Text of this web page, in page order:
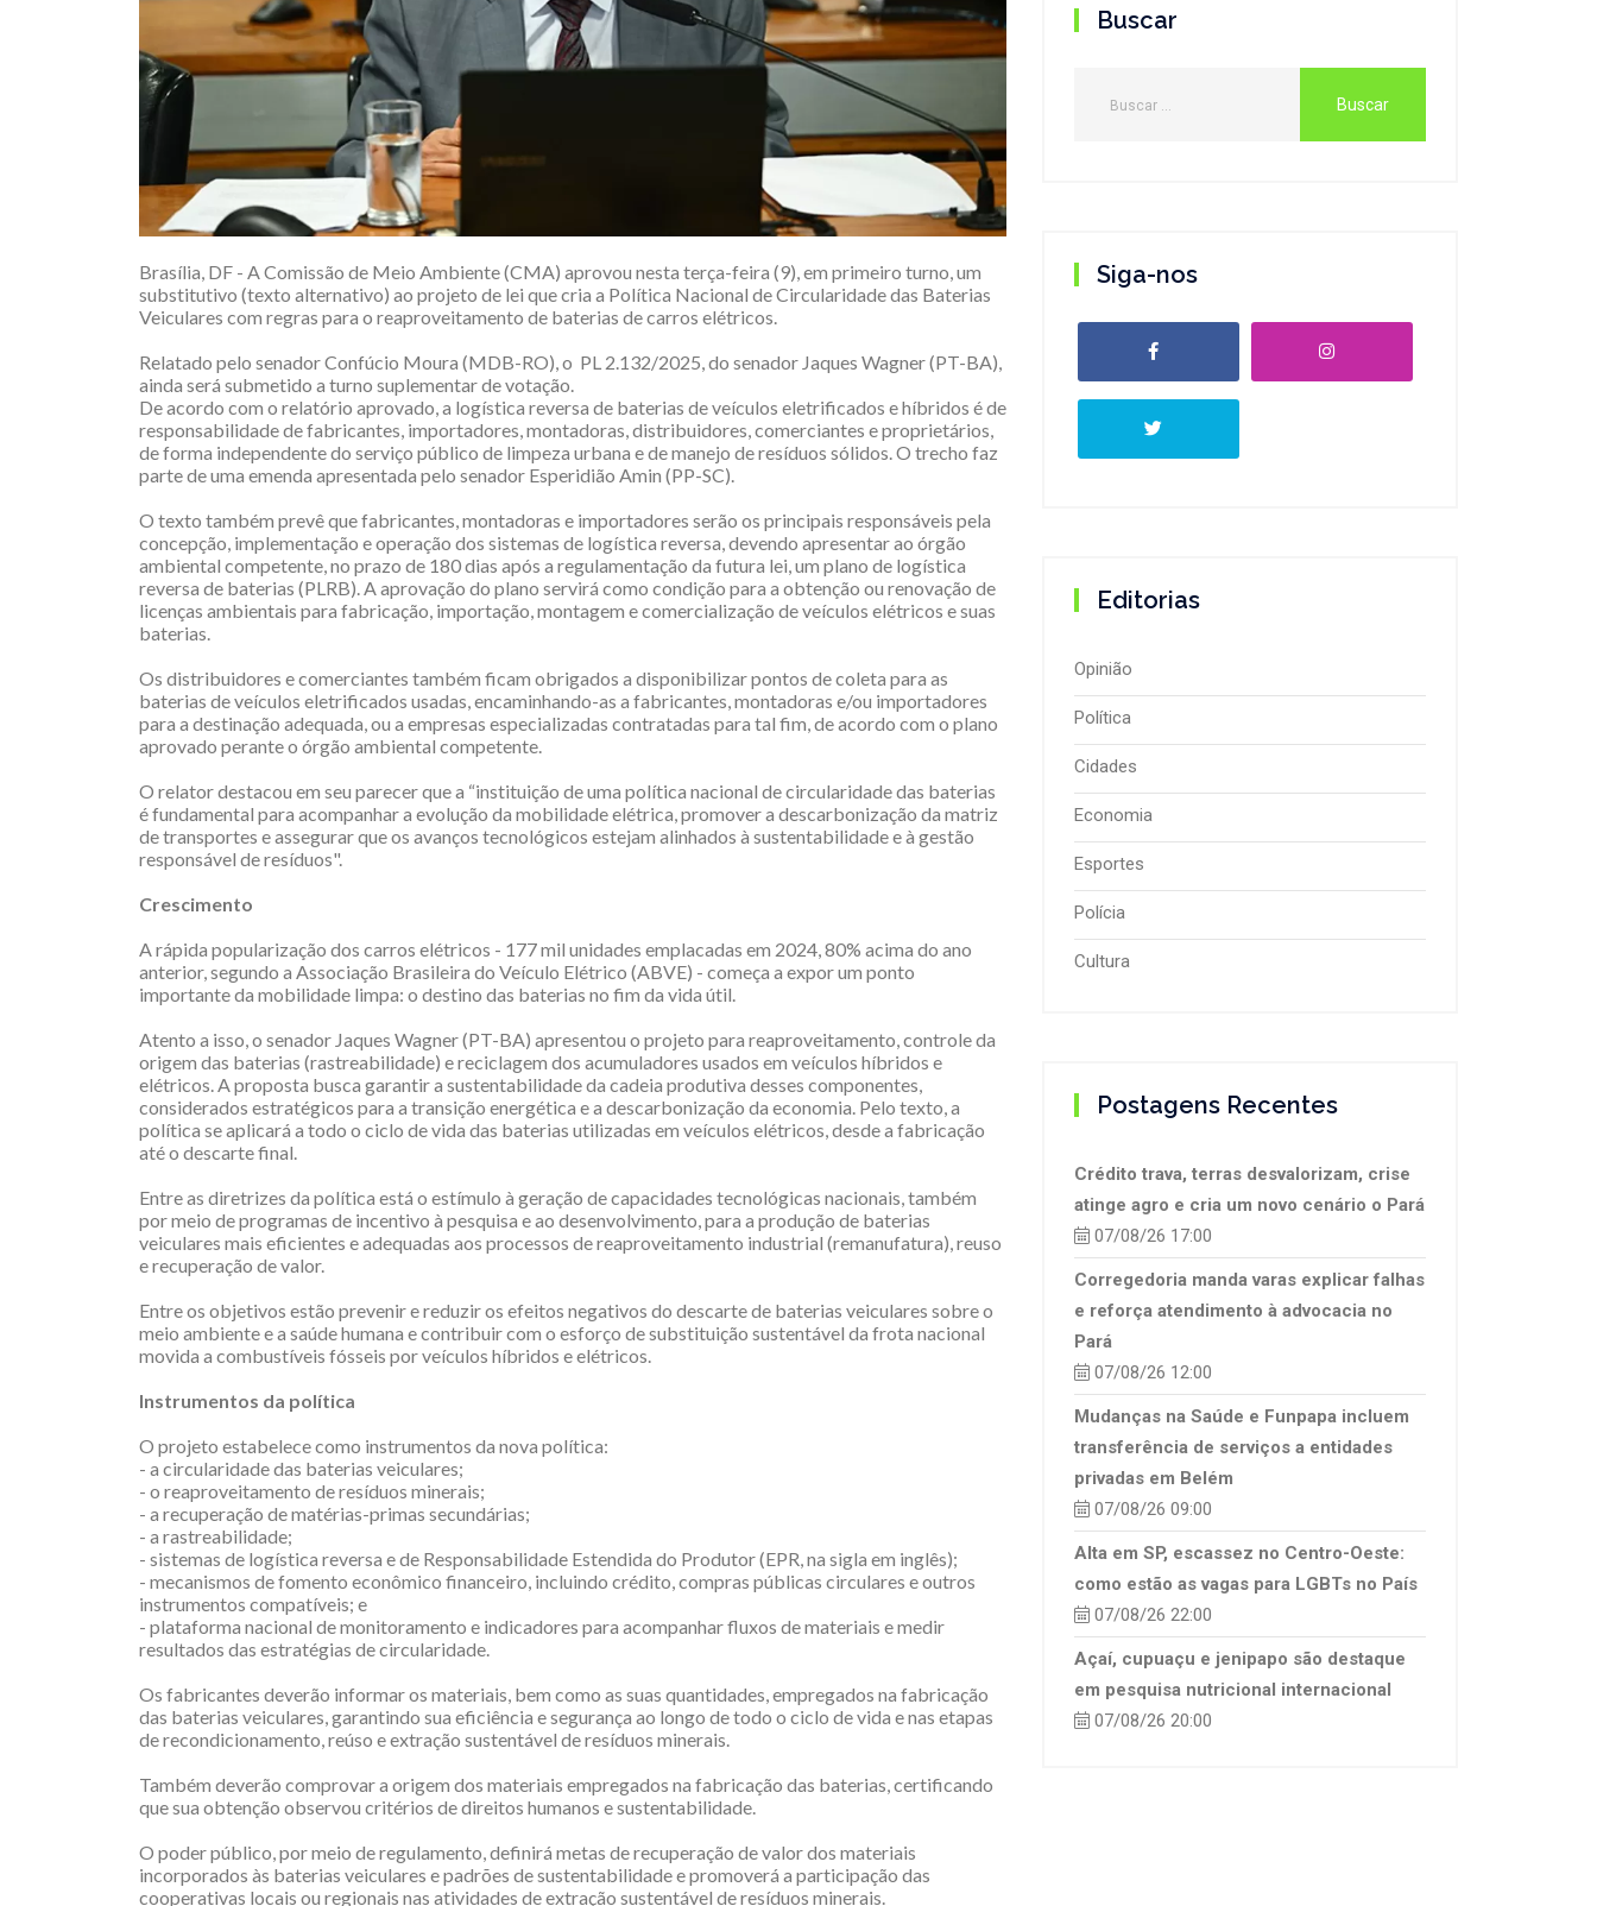
Brasília, DF - A Comissão de Meio Ambiente (CMA) aprovou nesta terça-feira (9), em primeiro turno, um
substitutivo (texto alternativo) ao projeto de lei que cria a Política Nacional de Circularidade das Baterias
Veiculares com regras para o reaproveitamento de baterias de carros elétricos.
Relatado pelo senador Confúcio Moura (MDB-RO), o PL 2.132/2025, do senador Jaques Wagner (PT-BA),
ainda será submetido a turno suplementar de votação.
De acordo com o relatório aprovado, a logística reversa de baterias de veículos eletrificados e híbridos é de
responsabilidade de fabricantes, importadores, montadoras, distribuidores, comerciantes e proprietários,
de forma independente do serviço público de limpeza urbana e de manejo de resíduos sólidos. O trecho faz
parte de uma emenda apresentada pelo senador Esperidião Amin (PP-SC).
O texto também prevê que fabricantes, montadoras e importadores serão os principais responsáveis pela
concepção, implementação e operação dos sistemas de logística reversa, devendo apresentar ao órgão
ambiental competente, no prazo de 180 dias após a regulamentação da futura lei, um plano de logística
reversa de baterias (PLRB). A aprovação do plano servirá como condição para a obtenção ou renovação de
licenças ambientais para fabricação, importação, montagem e comercialização de veículos elétricos e suas
baterias.
Os distribuidores e comerciantes também ficam obrigados a disponibilizar pontos de coleta para as
baterias de veículos eletrificados usadas, encaminhando-as a fabricantes, montadoras e/ou importadores
para a destinação adequada, ou a empresas especializadas contratadas para tal fim, de acordo com o plano
aprovado perante o órgão ambiental competente.
O relator destacou em seu parecer que a “instituição de uma política nacional de circularidade das baterias
é fundamental para acompanhar a evolução da mobilidade elétrica, promover a descarbonização da matriz
de transportes e assegurar que os avanços tecnológicos estejam alinhados à sustentabilidade e à gestão
responsável de resíduos".
Crescimento
A rápida popularização dos carros elétricos - 177 mil unidades emplacadas em 2024, 80% acima do ano
anterior, segundo a Associação Brasileira do Veículo Elétrico (ABVE) - começa a expor um ponto
importante da mobilidade limpa: o destino das baterias no fim da vida útil.
Atento a isso, o senador Jaques Wagner (PT-BA) apresentou o projeto para reaproveitamento, controle da
origem das baterias (rastreabilidade) e reciclagem dos acumuladores usados em veículos híbridos e
elétricos. A proposta busca garantir a sustentabilidade da cadeia produtiva desses componentes,
considerados estratégicos para a transição energética e a descarbonização da economia. Pelo texto, a
política se aplicará a todo o ciclo de vida das baterias utilizadas em veículos elétricos, desde a fabricação
até o descarte final.
Entre as diretrizes da política está o estímulo à geração de capacidades tecnológicas nacionais, também
por meio de programas de incentivo à pesquisa e ao desenvolvimento, para a produção de baterias
veiculares mais eficientes e adequadas aos processos de reaproveitamento industrial (remanufatura), reuso
e recuperação de valor.
Entre os objetivos estão prevenir e reduzir os efeitos negativos do descarte de baterias veiculares sobre o
meio ambiente e a saúde humana e contribuir com o esforço de substituição sustentável da frota nacional
movida a combustíveis fósseis por veículos híbridos e elétricos.
Instrumentos da política
O projeto estabelece como instrumentos da nova política:
- a circularidade das baterias veiculares;
- o reaproveitamento de resíduos minerais;
- a recuperação de matérias-primas secundárias;
- a rastreabilidade;
- sistemas de logística reversa e de Responsabilidade Estendida do Produtor (EPR, na sigla em inglês);
- mecanismos de fomento econômico financeiro, incluindo crédito, compras públicas circulares e outros
instrumentos compatíveis; e
- plataforma nacional de monitoramento e indicadores para acompanhar fluxos de materiais e medir
resultados das estratégias de circularidade.
Os fabricantes deverão informar os materiais, bem como as suas quantidades, empregados na fabricação
das baterias veiculares, garantindo sua eficiência e segurança ao longo de todo o ciclo de vida e nas etapas
de recondicionamento, reúso e extração sustentável de resíduos minerais.
Também deverão comprovar a origem dos materiais empregados na fabricação das baterias, certificando
que sua obtenção observou critérios de direitos humanos e sustentabilidade.
O poder público, por meio de regulamento, definirá metas de recuperação de valor dos materiais
incorporados às baterias veiculares e padrões de sustentabilidade e promoverá a participação das
cooperativas locais ou regionais nas atividades de extração sustentável de resíduos minerais.
Buscar
Siga-nos
Editorias
Opinião
Política
Cidades
Economia
Esportes
Polícia
Cultura
Postagens Recentes
Crédito trava, terras desvalorizam, crise
atinge agro e cria um novo cenário o Pará
07/08/26 17:00
Corregedoria manda varas explicar falhas
e reforça atendimento à advocacia no
Pará
07/08/26 12:00
Mudanças na Saúde e Funpapa incluem
transferência de serviços a entidades
privadas em Belém
07/08/26 09:00
Alta em SP, escassez no Centro-Oeste:
como estão as vagas para LGBTs no País
07/08/26 22:00
Açaí, cupuaçu e jenipapo são destaque
em pesquisa nutricional internacional
07/08/26 20:00